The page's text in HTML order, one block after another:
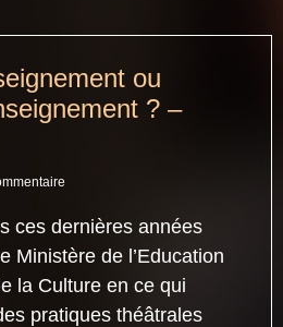
ou
? –
ces dernières années
Ministère de l’Education
la Culture en ce qui
pratiques théâtrales